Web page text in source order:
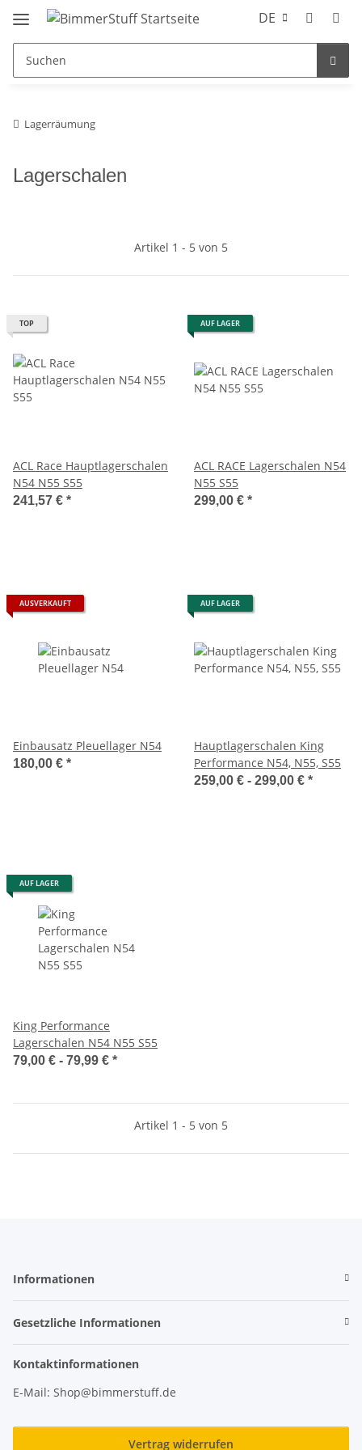
DE
Lagerräumung
Lagerschalen
Artikel 1 - 5 von 5
TOP
ACL Race Hauptlagerschalen
N54 N55 S55
241,57 € *
AUF LAGER
ACL RACE Lagerschalen N54
N55 S55
299,00 € *
AUSVERKAUFT
Einbausatz Pleuellager N54
180,00 € *
AUF LAGER
Hauptlagerschalen King
Performance N54, N55, S55
259,00 € - 299,00 € *
AUF LAGER
King Performance
Lagerschalen N54 N55 S55
79,00 € - 79,99 € *
Artikel 1 - 5 von 5
Informationen
Gesetzliche Informationen
Kontaktinformationen
E-Mail: Shop@bimmerstuff.de
Vertrag widerrufen